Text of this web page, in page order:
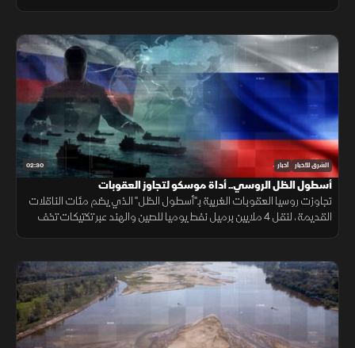
02:30 الشرق للأخبار أخبار
أسطول الظل الروسي.. أداة موسكو لتجاوز العقوبات
تجاوزت روسيا العقوبات الغربية بـ"أسطول الظل" الذي يضم مئات الناقلات
القديمة، لنقل 4 ملايين برميل نفط يوميا للصين والهند عبر تكتيكات تخف